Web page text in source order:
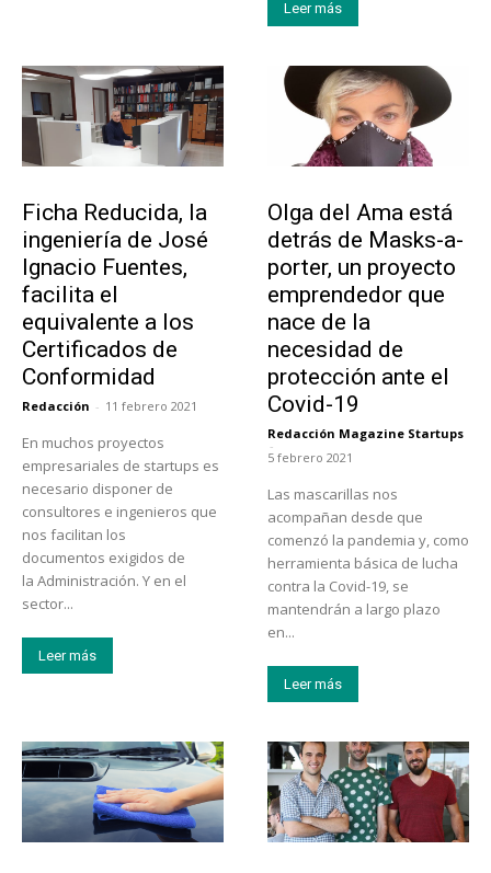
Leer más
Ficha Reducida, la
ingeniería de José
Ignacio Fuentes,
facilita el
equivalente a los
Certificados de
Conformidad
Redacción - 11 febrero 2021
En muchos proyectos
empresariales de startups es
necesario disponer de
consultores e ingenieros que
nos facilitan los
documentos exigidos de
la Administración. Y en el
sector...
Leer más
Olga del Ama está
detrás de Masks-a-
porter, un proyecto
emprendedor que
nace de la
necesidad de
protección ante el
Covid-19
Redacción Magazine Startups
-
5 febrero 2021
Las mascarillas nos
acompañan desde que
comenzó la pandemia y, como
herramienta básica de lucha
contra la Covid-19, se
mantendrán a largo plazo
en...
Leer más